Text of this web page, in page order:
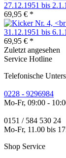
27.12.1951 bis
69,95 € *
31.12.1951 bis
69,95 € *
Zuletzt angesehen
Service Hotline
Telefonische
0228 - 9296984
Mo-Fr, 09:00 -
0151 / 584 530 24
Mo-Fr, 11.00 bis
Shop Service